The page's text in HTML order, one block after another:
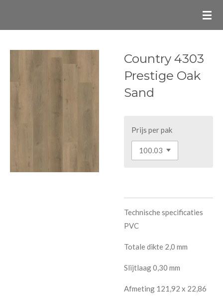
de
Country 4303
Prestige Oak
Sand
Prijs per pak
Technische specificaties
PVC
Totale dikte 2,0 mm
Slijtlaag 0,30 mm
Afmeting 121,92 x 22,86